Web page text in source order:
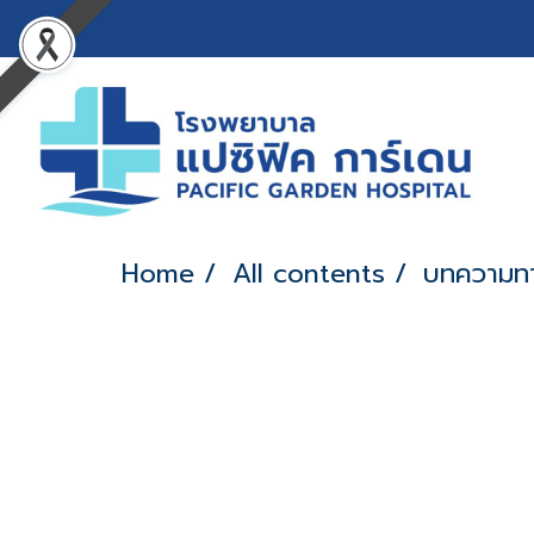
Home All contents บทความ